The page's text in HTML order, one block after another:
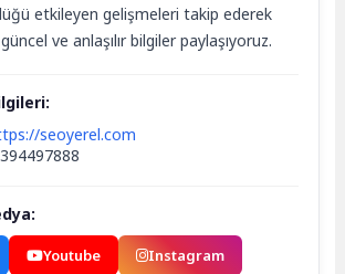
etkileyen gelişmeleri takip ederek
ve anlaşılır bilgiler paylaşıyoruz.
seoyerel.com
Youtube
Instagram